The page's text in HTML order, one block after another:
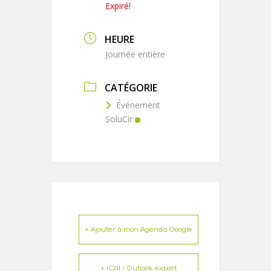
Expiré!
HEURE
Journée entière
CATÉGORIE
Événement
SoluCir
+ Ajouter à mon Agenda Google
+ iCal / Outlook export